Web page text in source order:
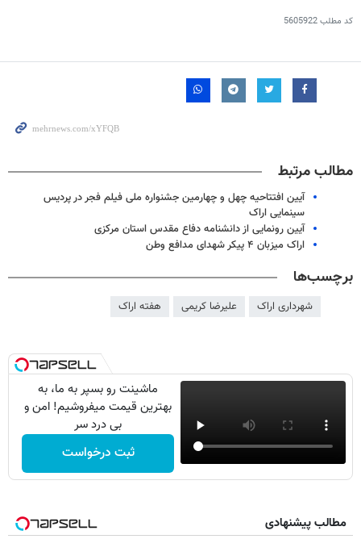
کد مطلب5605922
مطالب مرتبط
آیین افتتاحیه چهل و چهارمین جشنواره ملی فیلم فجر در پردیس
سینمایی اراک
آیین رونمایی از دانشنامه دفاع مقدس استان مرکزی
اراک میزبان ۴ پیکر شهدای مدافع وطن
برچسب‌ها
شهرداری اراک علیرضا کریمی هفته اراک
ماشینت رو بسپر به ما، به
بهترین قیمت میفروشیم! امن و
بی درد سر
ثبت درخواست
مطالب پیشنهادی